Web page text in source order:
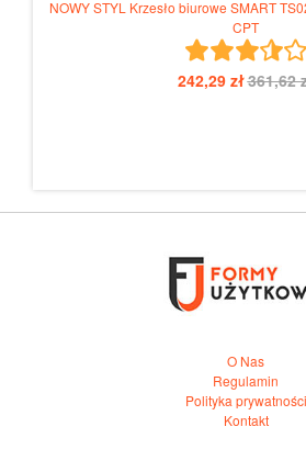
NOWY STYL Krzesło biurowe SMART
CPT
242,29 zł361,62
O Nas
Regulamin
Polityka prywatności
Kontakt